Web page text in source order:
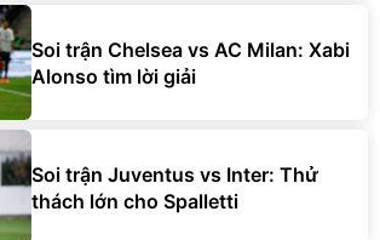
Soi trận Chelsea vs AC Milan: Xabi
Alonso tìm lời giải
Soi trận Juventus vs Inter: Thử
thách lớn cho Spalletti